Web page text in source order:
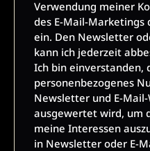
Werbung kann ich jederzeit
Ich bin einverstanden, dass
Nutzungsverhalten in
und ausgewertet wird, um
Interessen auszurichten.
E-Mail kann ich diese
Weiterführende
Datenschutzhinweisen.
E-Mail
Verwendung meiner
des E-Mail-Marketings
ein. Den Newsletter
kann ich jederzeit
Ich bin einverstanden,
personenbezogenes
Newsletter und E-
ausgewertet wird, um
meine Interessen
in Newsletter oder E-